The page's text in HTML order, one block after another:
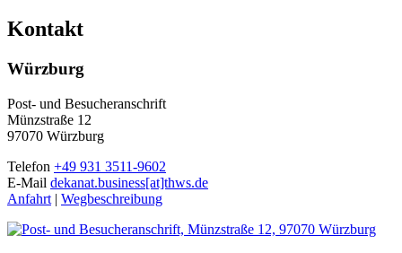
Kontakt
Würzburg
Post- und Besucheranschrift
Münzstraße 12
97070 Würzburg
Telefon +49 931 3511-9602
E-Mail dekanat.business[at]thws.de
Anfahrt | Wegbeschreibung